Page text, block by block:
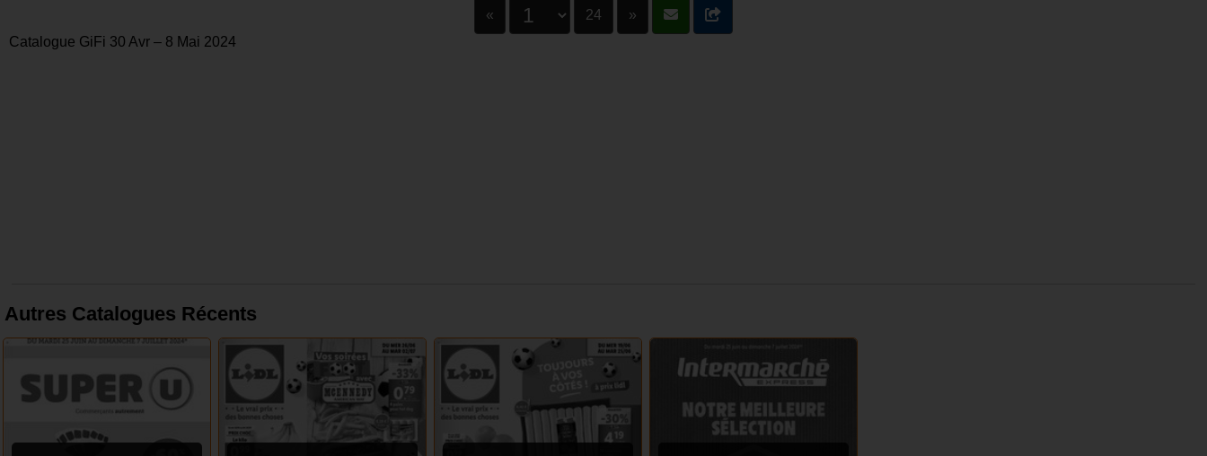
« 24
»
Catalogue GiFi 30 Avr – 8 Mai 2024
Autres Catalogues Récents